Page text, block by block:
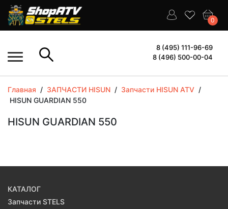
0
8 (495) 111-96-69
8 (496) 500-00-04
Главная / ЗАПЧАСТИ HISUN / Запчасти HISUN ATV /
HISUN GUARDIAN 550
HISUN GUARDIAN 550
КАТАЛОГ
Запчасти STELS